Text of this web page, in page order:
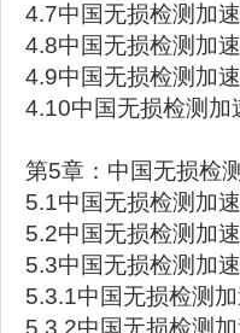
4.7中国无损检测加
4.8中国无损检测加
4.9中国无损检测加
4.10中国无损检测加
第5章：中国无损检
5.1中国无损检测加
5.2中国无损检测加
5.3中国无损检测加
5.3.1中国无损检测
5.3.2中国无损检测